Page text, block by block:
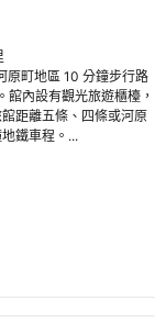
町地區 10 分鐘步行路
內設有觀光旅遊櫃檯，
距離五條、四條或河原
鐵車程。...